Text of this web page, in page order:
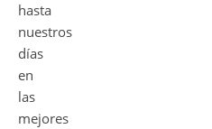
hasta
nuestros
días
en
las
mejores